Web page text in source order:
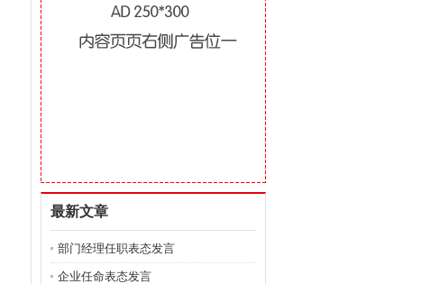
最新文章
部门经理任职表态发言
企业任命表态发言